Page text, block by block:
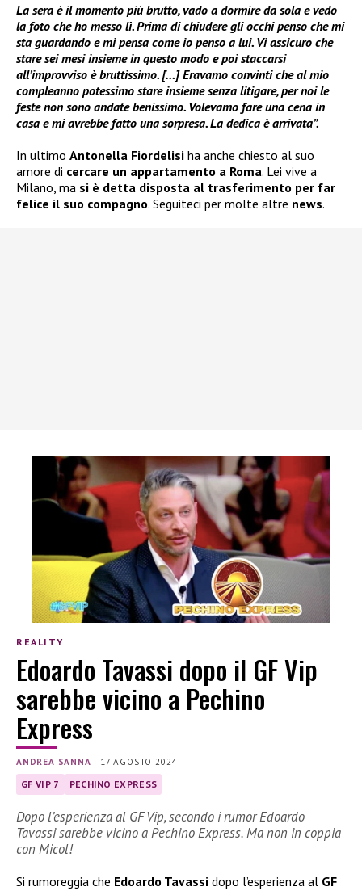
La sera è il momento più brutto, vado a dormire da sola e vedo
la foto che ho messo lì. Prima di chiudere gli occhi penso che mi
sta guardando e mi pensa come io penso a lui. Vi assicuro che
stare sei mesi insieme in questo modo e poi staccarsi
all’improvviso è bruttissimo. […] Eravamo convinti che al mio
compleanno potessimo stare insieme senza litigare, per noi le
feste non sono andate benissimo. Volevamo fare una cena in
casa e mi avrebbe fatto una sorpresa. La dedica è arrivata”.
In ultimo Antonella Fiordelisi ha anche chiesto al suo
amore di cercare un appartamento a Roma. Lei vive a
Milano, ma si è detta disposta al trasferimento per far
felice il suo compagno. Seguiteci per molte altre news.
REALITY
Edoardo Tavassi dopo il GF Vip
sarebbe vicino a Pechino
Express
ANDREA SANNA | 17 AGOSTO 2024
GF VIP 7 PECHINO EXPRESS
Dopo l’esperienza al GF Vip, secondo i rumor Edoardo
Tavassi sarebbe vicino a Pechino Express. Ma non in coppia
con Micol!
Si rumoreggia che Edoardo Tavassi dopo l’esperienza al GF